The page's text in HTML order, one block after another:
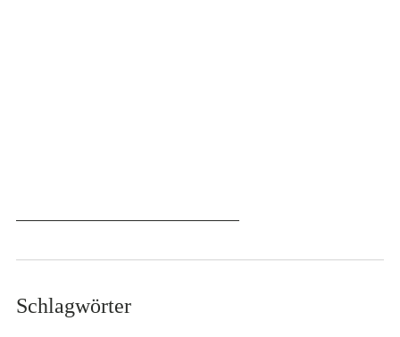
Schlagwörter